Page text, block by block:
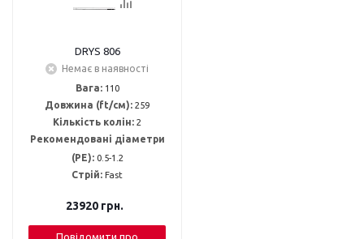
DRYS 806
Немає в наявності
Вага: 110
Довжина (ft/см): 259
Кількість колін: 2
Рекомендовані діаметри
(PE): 0.5-1.2
Стрій: Fast
23920грн.
Повідомити про